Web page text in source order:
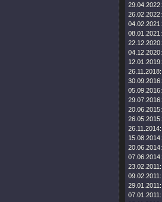
29.04.2022:
26.02.2022:
04.02.2021:
08.01.2021:
22.12.2020:
04.12.2020:
12.01.2019:
26.11.2018:
30.09.2016:
05.09.2016:
29.07.2016:
20.06.2015:
26.05.2015:
26.11.2014:
15.08.2014:
20.06.2014:
07.06.2014:
23.02.2011:
09.02.2011:
29.01.2011:
07.01.2011: